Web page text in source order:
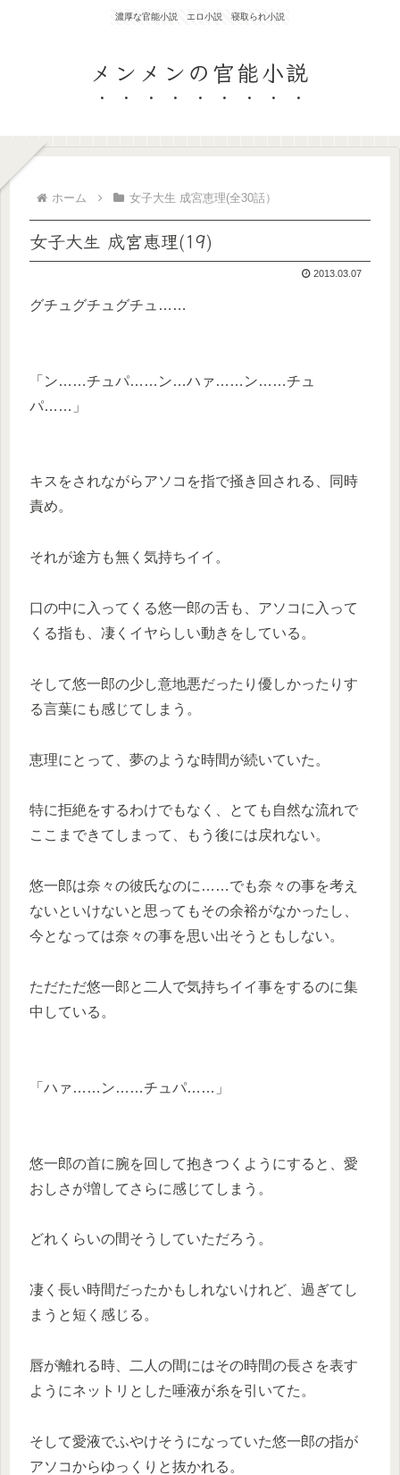
濃厚な官能小説 エロ小説 寝取られ小説
メンメンの官能小説
ホーム 女子大生 成宮恵理(全30話）
女子大生 成宮恵理(19)
2013.03.07
グチュグチュグチュ……
「ン……チュパ……ン…ハァ……ン……チュ
パ……」
キスをされながらアソコを指で掻き回される、同時
責め。
それが途方も無く気持ちイイ。
口の中に入ってくる悠一郎の舌も、アソコに入って
くる指も、凄くイヤらしい動きをしている。
そして悠一郎の少し意地悪だったり優しかったりす
る言葉にも感じてしまう。
恵理にとって、夢のような時間が続いていた。
特に拒絶をするわけでもなく、とても自然な流れで
ここまできてしまって、もう後には戻れない。
悠一郎は奈々の彼氏なのに……でも奈々の事を考え
ないといけないと思ってもその余裕がなかったし、
今となっては奈々の事を思い出そうともしない。
ただただ悠一郎と二人で気持ちイイ事をするのに集
中している。
「ハァ……ン……チュパ……」
悠一郎の首に腕を回して抱きつくようにすると、愛
おしさが増してさらに感じてしまう。
どれくらいの間そうしていただろう。
凄く長い時間だったかもしれないけれど、過ぎてし
まうと短く感じる。
唇が離れる時、二人の間にはその時間の長さを表す
ようにネットリとした唾液が糸を引いてた。
そして愛液でふやけそうになっていた悠一郎の指が
アソコからゆっくりと抜かれる。